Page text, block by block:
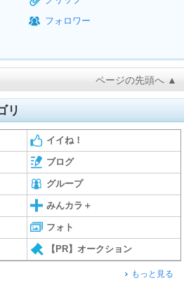
フォロワー
ページの先頭へ ▲
リ
イイね！
ブログ
グループ
みんカラ＋
フォト
【PR】オークション
もっと見る